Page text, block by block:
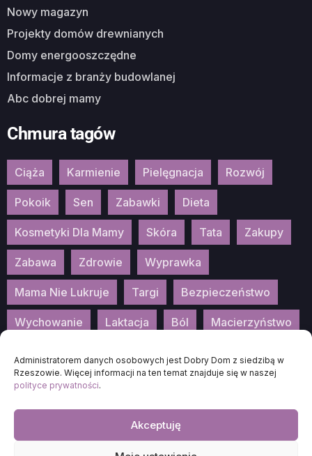
Administratorem danych osobowych jest Dobry Dom z siedzibą w
Rzeszowie. Więcej informacji na ten temat znajduje się w naszej
polityce prywatności.
Akceptuję
Nowy magazyn
Projekty domów drewnianych
Domy energooszczędne
Informacje z branży budowlanej
Abc dobrej mamy
Chmura tagów
Ciąża Karmienie Pielęgnacja Rozwój
Pokoik Sen Zabawki Dieta
Kosmetyki Dla Mamy Skóra Tata Zakupy
Zabawa Zdrowie Wyprawka
Mama Nie Lukruje Targi Bezpieczeństwo
Wychowanie Laktacja Ból Macierzyństwo
DOBRA-MAMA.PL